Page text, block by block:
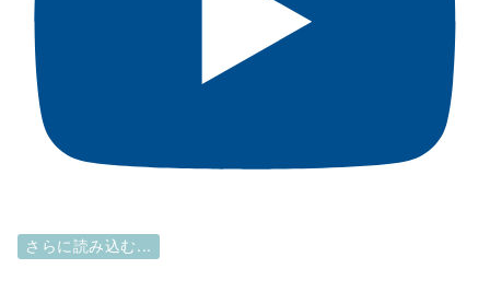
さらに読み込む...